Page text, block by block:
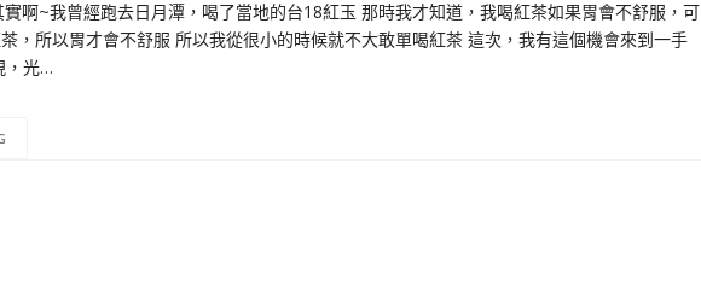
啊~我曾經跑去日月潭，喝了當地的台18紅玉 那時我才知道，我喝紅茶如果胃會不舒服，可
，所以胃才會不舒服 所以我從很小的時候就不大敢單喝紅茶 這次，我有這個機會來到一手
，光…